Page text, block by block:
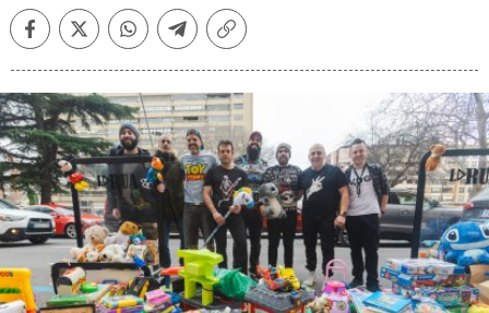
FacebookTwitterWhatsappTelegramCopiar